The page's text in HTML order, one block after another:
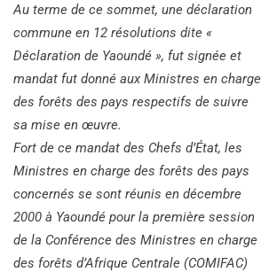
Au terme de ce sommet, une déclaration
commune en 12 résolutions dite «
Déclaration de Yaoundé », fut signée et
mandat fut donné aux Ministres en charge
des forêts des pays respectifs de suivre
sa mise en œuvre.
Fort de ce mandat des Chefs d’État, les
Ministres en charge des forêts des pays
concernés se sont réunis en décembre
2000 à Yaoundé pour la première session
de la Conférence des Ministres en charge
des forêts d’Afrique Centrale (COMIFAC)